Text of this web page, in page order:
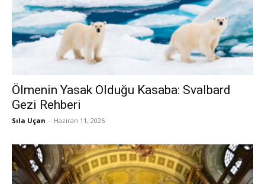
Ölmenin Yasak Olduğu Kasaba: Svalbard
Gezi Rehberi
Sıla Uçan - Haziran 11, 2026